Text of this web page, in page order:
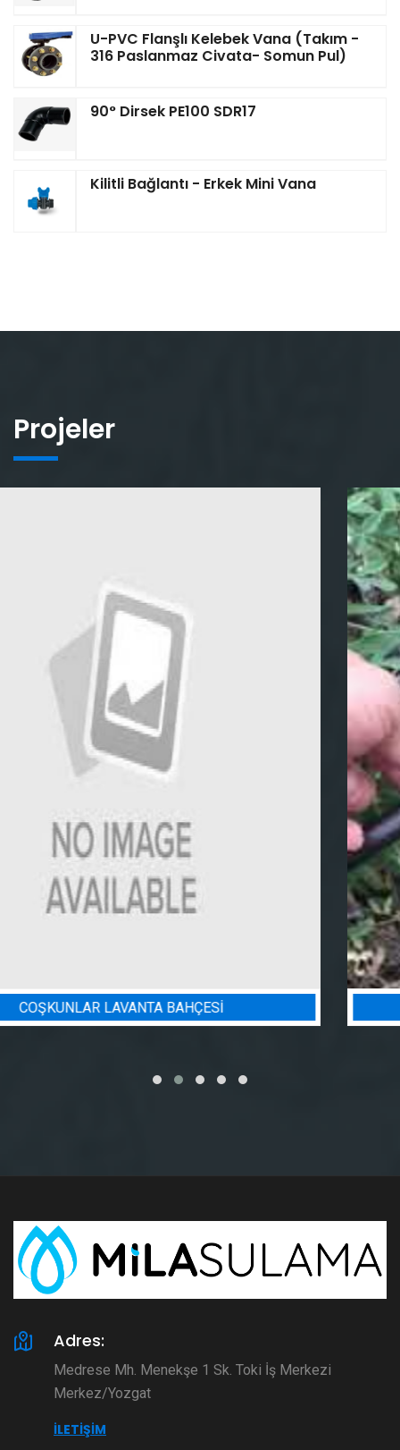
U-PVC Flanşlı Kelebek Vana (Takım -
316 Paslanmaz Civata- Somun Pul)
90° Dirsek PE100 SDR17
Kilitli Bağlantı - Erkek Mini Vana
Projeler
BADEM BAHÇESI SULAMA PROJESI
Adres:
Medrese Mh. Menekşe 1 Sk. Toki İş Merkezi
Merkez/Yozgat
İLETIŞIM